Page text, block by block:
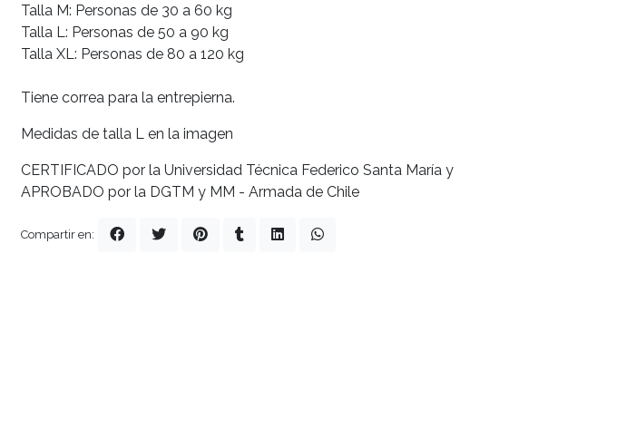
Talla M: Personas de 30 a 60 kg
Talla L: Personas de 50 a 90 kg
Talla XL: Personas de 80 a 120 kg
Tiene correa para la entrepierna.
Medidas de talla L en la imagen
CERTIFICADO por la Universidad Técnica Federico Santa María y
APROBADO por la DGTM y MM - Armada de Chile
Compartir en: